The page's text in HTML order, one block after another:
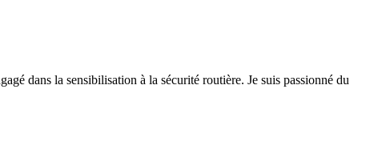
dans la sensibilisation à la sécurité routière. Je suis passionné du